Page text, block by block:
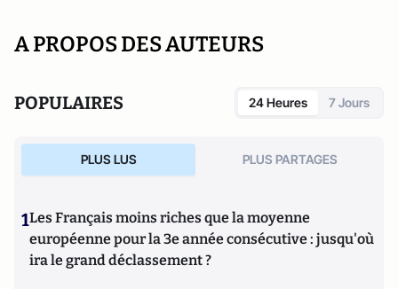
A PROPOS DES AUTEURS
POPULAIRES 24 Heures 7 Jours
PLUS LUS PLUS PARTAGES
1Les Français moins riches que la moyenne
européenne pour la 3e année consécutive : jusqu'où
ira le grand déclassement ?